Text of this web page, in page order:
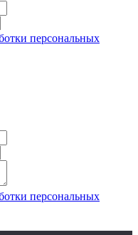
персональных
персональных